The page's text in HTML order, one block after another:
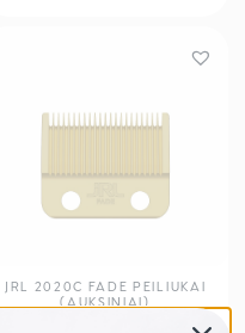
JRL 2020C FADE PEILIUKAI
(AUKSINIAI)